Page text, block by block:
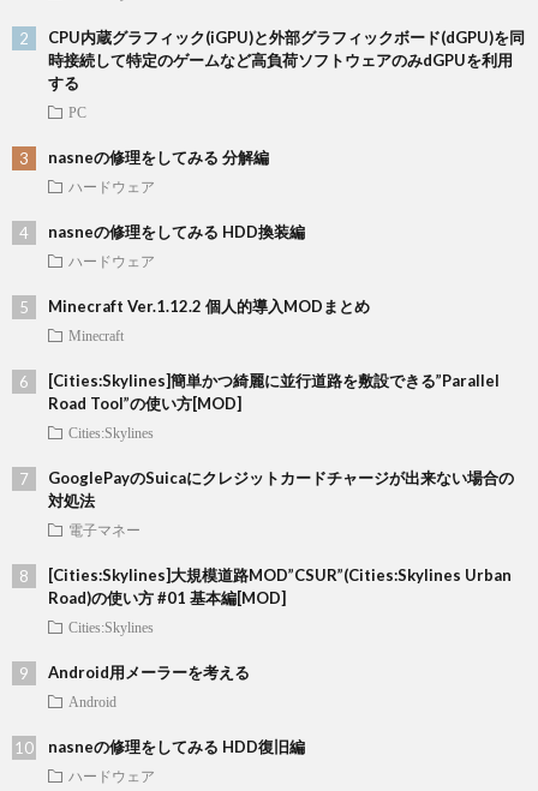
CPU内蔵グラフィック(iGPU)と外部グラフィックボード(dGPU)を同
時接続して特定のゲームなど高負荷ソフトウェアのみdGPUを利用
する
PC
nasneの修理をしてみる 分解編
ハードウェア
nasneの修理をしてみる HDD換装編
ハードウェア
Minecraft Ver.1.12.2 個人的導入MODまとめ
Minecraft
[Cities:Skylines]簡単かつ綺麗に並行道路を敷設できる”Parallel
Road Tool”の使い方[MOD]
Cities:Skylines
GooglePayのSuicaにクレジットカードチャージが出来ない場合の
対処法
電子マネー
[Cities:Skylines]大規模道路MOD”CSUR”(Cities:Skylines Urban
Road)の使い方 #01 基本編[MOD]
Cities:Skylines
Android用メーラーを考える
Android
nasneの修理をしてみる HDD復旧編
ハードウェア